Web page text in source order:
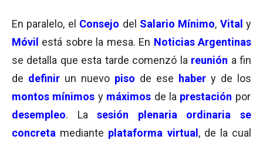
En paralelo, el Consejo del Salario Mínimo, Vital y
Móvil está sobre la mesa. En Noticias Argentinas
se detalla que esta tarde comenzó la reunión a fin
de definir un nuevo piso de ese haber y de los
montos mínimos y máximos de la prestación por
desempleo. La sesión plenaria ordinaria se
concreta mediante plataforma virtual , de la cual